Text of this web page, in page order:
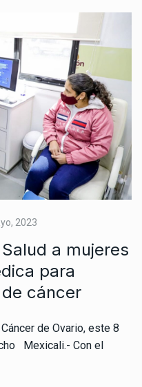
2023
a mujeres
para
cáncer
de Ovario, este 8
Mexicali.- Con el